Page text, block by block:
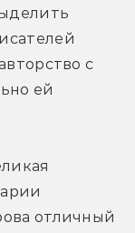
с
ей
отличный